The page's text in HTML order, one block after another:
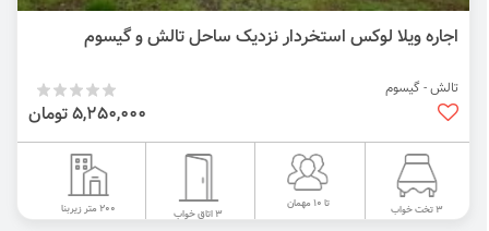
اجاره ویلا لوکس استخردار نزدیک ساحل تالش و گیسوم
تالش - گیسوم
5,250,000 تومان
3 تخت خواب تا 10 مهمان
3 اتاق خواب 200 متر زیربنا